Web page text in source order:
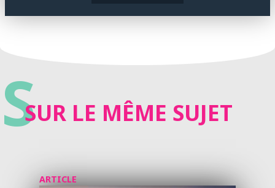
SSUR LE MÊME SUJET
ARTICLE